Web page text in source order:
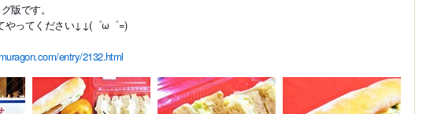
版です。
やってください↓↓(゜ω゜=)
entry/2132.html